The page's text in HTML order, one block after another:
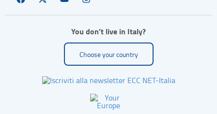
You don’t live in Italy?
Choose your country